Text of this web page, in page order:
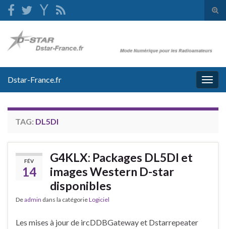
Dstar-France.fr
TAG: DL5DI
FÉV
14
G4KLX: Packages DL5DI et
images Western D-star
disponibles
Deadmin dans la catégorieLogiciel
Les mises à jour de ircDDBGateway et Dstarrepeater